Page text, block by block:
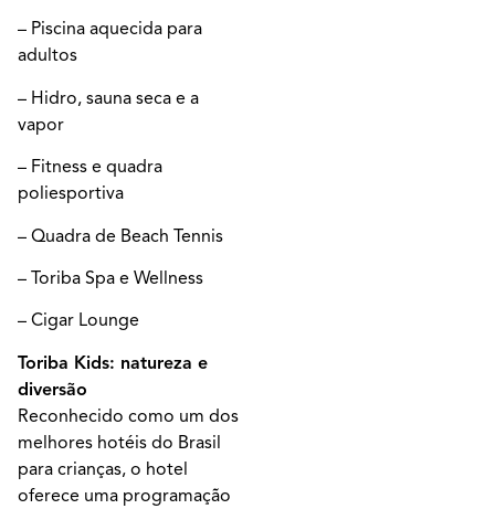
– Piscina aquecida para
adultos
– Hidro, sauna seca e a
vapor
– Fitness e quadra
poliesportiva
– Quadra de Beach Tennis
– Toriba Spa e Wellness
– Cigar Lounge
Toriba Kids: natureza e
diversão
Reconhecido como um dos
melhores hotéis do Brasil
para crianças, o hotel
oferece uma programação